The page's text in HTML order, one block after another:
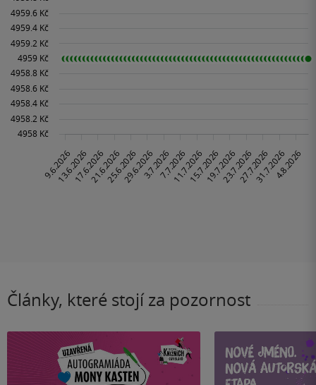
Články, které stojí za pozornost